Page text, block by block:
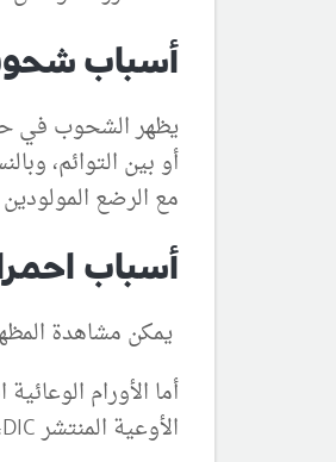
أسباب
يظهر الشحوب في
أو بين التوائم،
مع الرضع
أسباب
يمكن مشاهدة
أما الأورام
الأوعية المنتشر DIC، أو حتى قد تُعوق وظيفة العضو المصاب،